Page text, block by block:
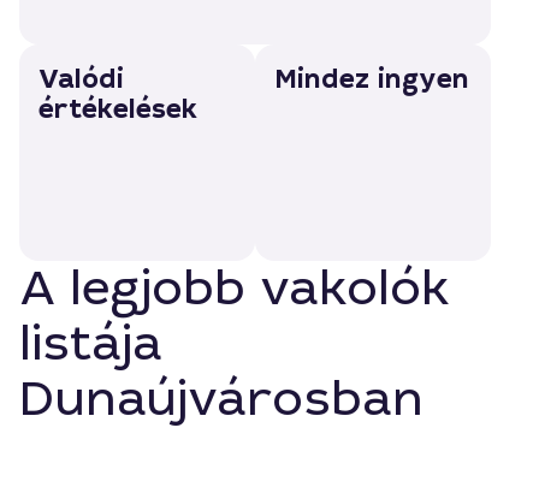
Valódi
értékelések
Mindez ingyen
A legjobb vakolók
listája
Dunaújvárosban